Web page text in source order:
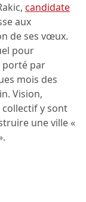
candidate
aux
de ses vœux.
pour
porté par
mois des
Vision,
y sont
une ville «